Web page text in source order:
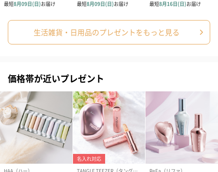
誕生日や結婚祝い・出産祝いなど、様々なシーンのメッセージカ
ードを同梱します。
メッセージカードや封筒のデザインは一部変更する場合がありま
す。
写真付きメッセージカ
ード（680円）
写真付きメッセージカ
ード（Thank you）ピ
ンク（680円）
【誕生日】
Birthday ホワ
刷なし）（
生活雑貨・日用品のプレゼントをもっと見る
価格帯が近いプレゼント